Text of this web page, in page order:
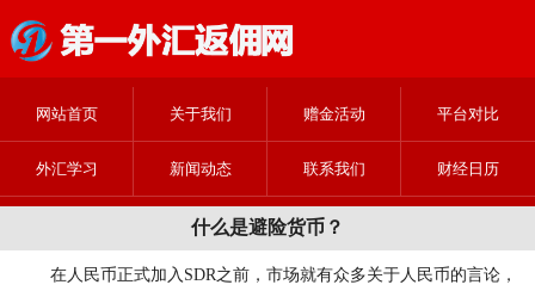
网站首页 关于我们 赠金活动 平台对比
外汇学习 新闻动态 联系我们 财经日历
什么是避险货币？
在人民币正式加入SDR之前，市场就有众多关于人民币的言论，